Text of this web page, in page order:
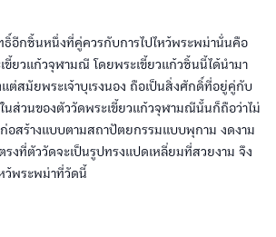
อีกชิ้นหนึ่งที่คู่ควรกับการไปไหว้พระพม่านั่นคือ
ขี้ยวแก้วจุฬามณี โดยพระเขี้ยวแก้วชิ้นนี้ได้นำมา
แต่สมัยพระเจ้าบุเรงนอง ถือเป็นสิ่งศักดิ์ที่อยู่คู่กับ
นส่วนของตัววัดพระเขี้ยวแก้วจุฬามณีนั้นก็ถือว่าไม่
ก่อสร้างแบบตามสถาปัตยกรรมแบบพุกาม งดงาม
งที่ตัววัดจะเป็นรูปทรงแปดเหลี่ยมที่สวยงาม จึง
ว้พระพม่าที่วัดนี้